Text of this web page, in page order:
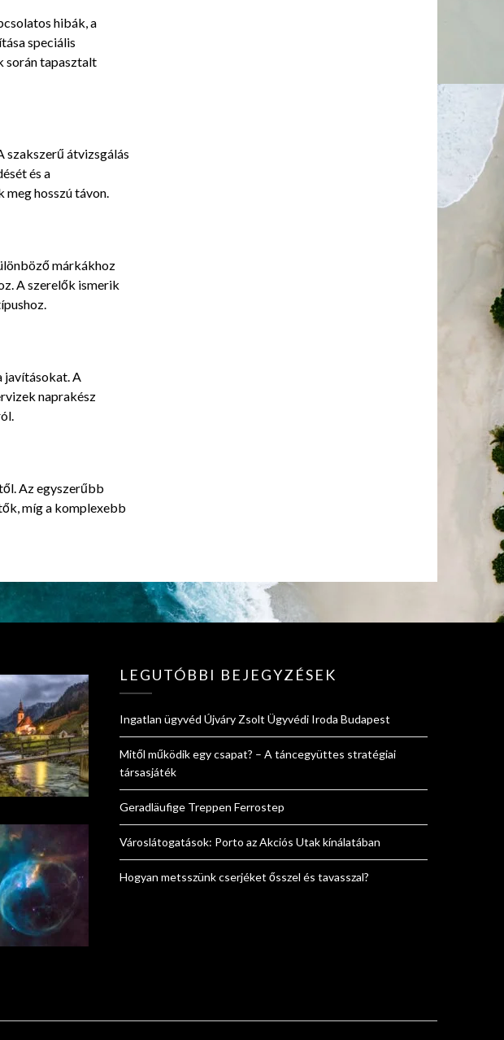
hibák, a
speciális
során tapasztalt
szakszerű átvizsgálás
és a
hosszú távon.
márkákhoz
A szerelők ismerik
javításokat. A
naprakész
Az egyszerűbb
míg a komplexebb
LEGUTÓBBI BEJEGYZÉSEK
Ingatlan ügyvéd Újváry Zsolt Ügyvédi Iroda Budapest
Mitől működik egy csapat? – A táncegyüttes stratégiai
társasjáték
Geradläufige Treppen Ferrostep
Városlátogatások: Porto az Akciós Utak kínálatában
Hogyan metsszünk cserjéket ősszel és tavasszal?